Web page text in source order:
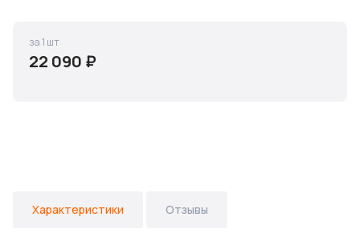
22 090 ₽
за 1 шт
Характеристики Отзывы